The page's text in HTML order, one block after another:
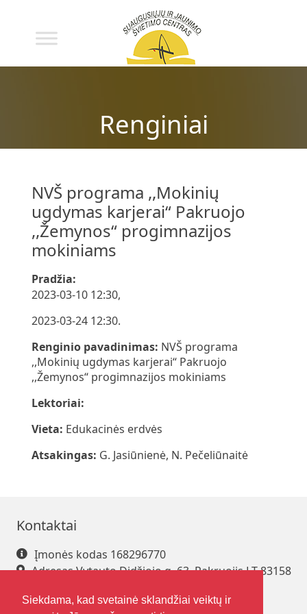
Renginiai
NVŠ programa ,,Mokinių
ugdymas karjerai“ Pakruojo
,,Žemynos“ progimnazijos
mokiniams
Pradžia:
2023-03-10 12:30,
2023-03-24 12:30.
Renginio pavadinimas: NVŠ programa
,,Mokinių ugdymas karjerai“ Pakruojo
,,Žemynos“ progimnazijos mokiniams
Lektoriai:
Vieta: Edukacinės erdvės
Atsakingas: G. Jasiūnienė, N. Pečeliūnaitė
Kontaktai
Įmonės kodas 168296770
Adresas Vytauto Didžiojo g. 63, Pakruojis LT-83158
El. paštaspakrsjc@gmail.com
Siekdama, kad svetainė sklandžiai veiktų ir